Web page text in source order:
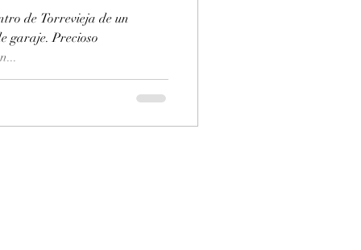
de Torrevieja de un
Precioso